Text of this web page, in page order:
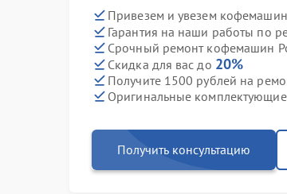
Привезем и увезем
Гарантия на наши работы по
Срочный ремонт кофемашин
Скидка для вас до 20%
Получите 1500 рублей на
Оригинальные
Получить консультацию